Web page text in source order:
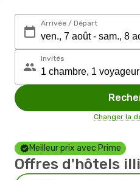
Arrivée / Départ
Invités
Changer la
Meilleur prix avec Prime
Offres d'hôtels